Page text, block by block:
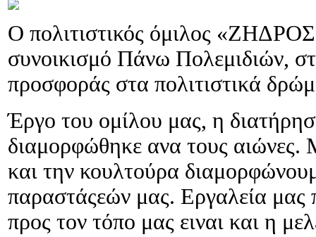
Ο πολιτιστικός όμιλος
συνοικισμό Πάνω Πολεμιδιών,
προσφοράς στα πολιτιστικά
Έργο του ομίλου μας, η
διαμορφώθηκε ανα τους αιώνες.
και την κουλτούρα
παραστάςεών μας. Εργαλεία
προς τον τόπο μας ειναι και η